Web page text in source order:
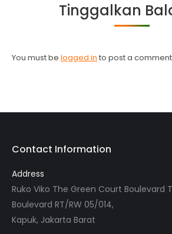
Tinggalkan
You must be logged in to post a
Contact Information
Address
Ruko Viko The Green Court Boulevard
Boulevard RT/RW 05/014,
Kapuk, Jakarta Barat